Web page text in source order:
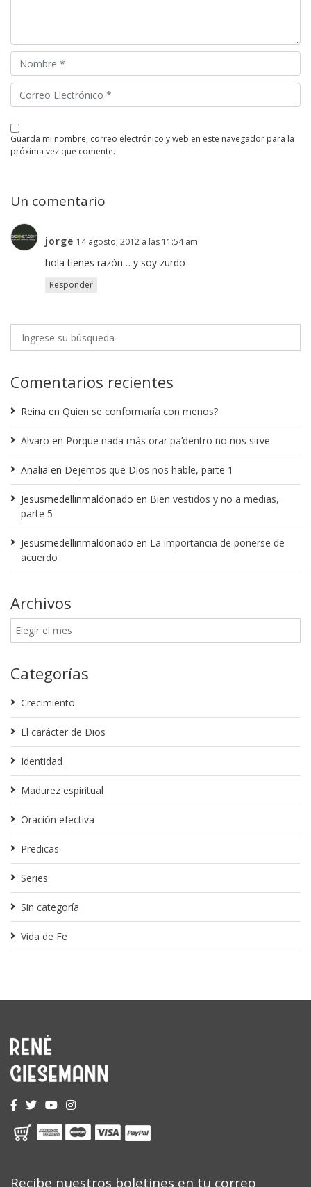
guarda mi nombre, correo electrónico y web en este navegador para la
próxima vez que comente.
Un comentario
jorge 14 agosto, 2012 a las 11:54 am
hola tienes razón… y soy zurdo
Responder
Comentarios recientes
Reina en Quien se conformaría con menos?
Alvaro en Porque nada más orar pa’dentro no nos sirve
Analia en Dejemos que Dios nos hable, parte 1
Jesusmedellinmaldonado en Bien vestidos y no a medias,
parte 5
Jesusmedellinmaldonado en La importancia de ponerse de
acuerdo
Archivos
Categorías
Crecimiento
El carácter de Dios
Identidad
Madurez espiritual
Oración efectiva
Predicas
Series
Sin categoría
Vida de Fe
Recibe nuestros boletines en tu correo